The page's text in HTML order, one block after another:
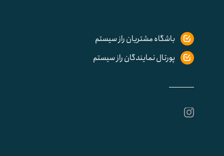
باشگاه مشتریان راز سیستم
پورتال نمایندگان راز سیستم